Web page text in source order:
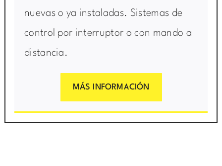
nuevas o ya instaladas. Sistemas de
control por interruptor o con mando a
distancia.
MÁS INFORMACIÓN